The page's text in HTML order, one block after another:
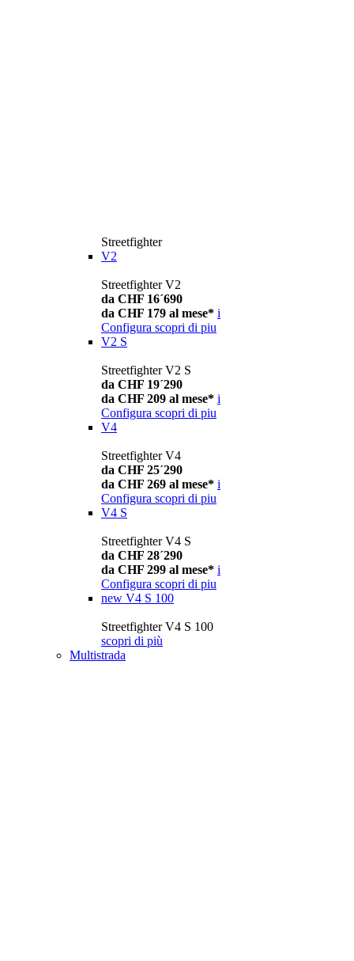
Streetfighter
V2
Streetfighter V2
da CHF 16´690
da CHF 179 al mese* i
Configura scopri di piu
V2 S
Streetfighter V2 S
da CHF 19´290
da CHF 209 al mese* i
Configura scopri di piu
V4
Streetfighter V4
da CHF 25´290
da CHF 269 al mese* i
Configura scopri di piu
V4 S
Streetfighter V4 S
da CHF 28´290
da CHF 299 al mese* i
Configura scopri di piu
new V4 S 100
Streetfighter V4 S 100
scopri di più
Multistrada